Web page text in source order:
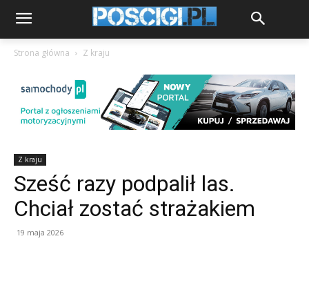
Strona główna Z kraju
Z kraju
Sześć razy podpalił las.
Chciał zostać strażakiem
19 maja 2026